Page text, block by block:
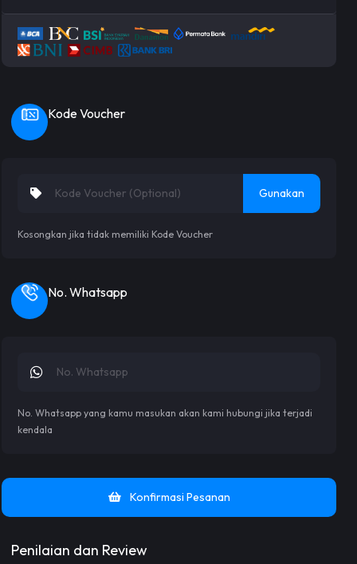
Kode Voucher
Gunakan
Kosongkan jika tidak memiliki Kode Voucher
No. Whatsapp
No. Whatsapp yang kamu masukan akan kami hubungi jika terjadi
kendala
Konfirmasi Pesanan
Penilaian dan Review